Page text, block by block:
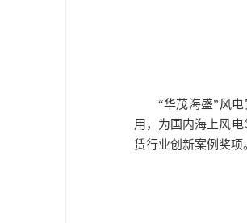
“华茂海盛”风
用，为国内海上风
赁行业创新案例奖项